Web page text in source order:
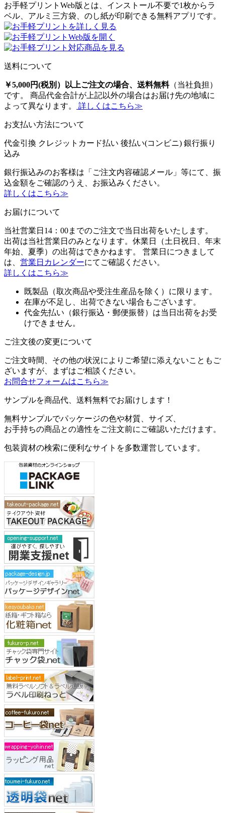
お手軽プリントWeb版とは、インストール不要で1枚からラ
ベル、アルミ三方袋、のし紙が印刷できる無料アプリです。
送料について
￥5,000円(税別）以上ご注文の場合、送料無料（当社負担）
です。 商品代金合計が上記以外の場合はお届け先の地域に
よって異なります。
詳しくはこちら≫
お支払い方法について
代金引換 クレジットカード払い 後払い(コンビニ) 銀行振り
込み
銀行振込みのお客様は「ご注文内容確認メール」等にて、振
込金額をご確認のうえ、お振込みください。
詳しくはこちら≫
お届けについて
当社営業日14：00までのご注文で当日出荷をいたします。
出荷は当社営業日のみとなります。休業日（土日祝日、年末
年始、夏季）の出荷はできかねます。 営業日につきまして
は、 営業日カレンダーにてご確認ください。
詳しくはこちら≫
既製品（取次商品や受注生産品を除く）に限ります。
在庫が不足し、出荷できない場合もございます。
代金先払い（銀行振込・郵便振替）は当日出荷をお受
けできません。
ご注文後の変更について
ご注文時間、その他の状況によりご希望に添えないこともご
ざいますが、まずはご相談ください。
お問合せフォームはこちら≫
サンプルを商品代、送料無料でお届けします！
無料サンプルでパッケージの色や材質、サイズ、
お手持ちの商品との適性をご注文前にご確認いただけます。
包装資材の検索に便利なサイトを多数運営しています。